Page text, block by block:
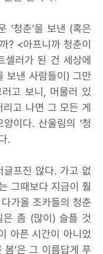
‘청춘’을 보낸 (혹은
? <아프니까 청춘이
셀러가 된 건 세상에
보낸 사람들이) 그만
고 보니, 머물러 있
고 나면 그 모든 게
이다. 산울림의 ‘청
.
프진 않다. 가고 없
그때보다 지금이 훨
가올 조카들의 청춘
은 좀 (많이) 슬플 것
아픈 시간이 아니었
’은 그 이름답게 푸